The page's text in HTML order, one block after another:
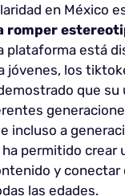
en México
romper
plataforma está
jóvenes, los
que su
incluso a
permitido crear
y conectar
las edades.